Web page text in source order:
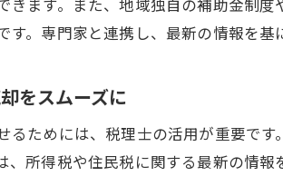
税金対策を
成功者の
売却後の資金
す。専門家と連携し、最新の情報を
をスムーズに
るためには、税理士の活用が重要で
、所得税や住民税に関する最新の情